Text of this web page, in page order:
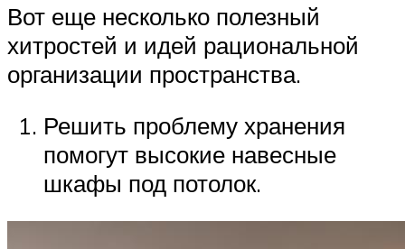
Вот еще несколько полезный
хитростей и идей рациональной
организации пространства.
Решить проблему хранения
помогут высокие навесные
шкафы под потолок.